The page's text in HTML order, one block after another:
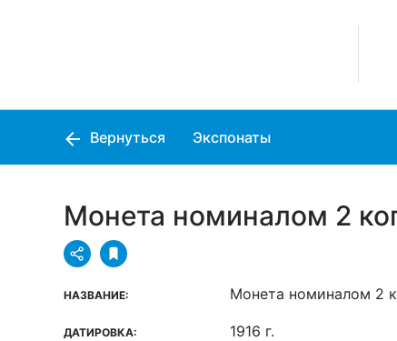
Вернуться Экспонаты
Монета номиналом 2
НАЗВАНИЕ: Монета номиналом 2
ДАТИРОВКА: 1916 г.